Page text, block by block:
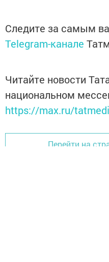
Следите за самым
Telegram-канале
Читайте новости
национальном
https://max.ru/
Перейти на